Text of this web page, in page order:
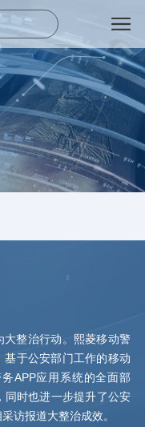
整治行动。熙菱移动警
基于公安部门工作的移动
APP应用系统的全面部
同时也进一步提升了公安
访报道大整治成效。